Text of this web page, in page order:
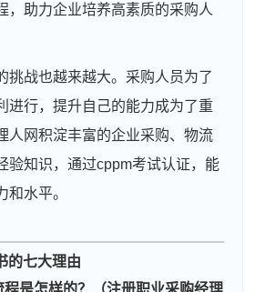
，助力企业培养高素质的采购人
挑战也越来越大。采购人员为了
进行，提升自己的能力成为了重
人网积淀丰富的企业采购、物流
验知识，通过cppm考试认证，能
和水平。
的七大理由
是怎样的？（注册职业采购经理